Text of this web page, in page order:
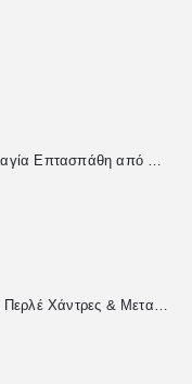
Χειροποίητη Εικόνα Παναγία Επτασπάθη από Υγρό Γυαλί